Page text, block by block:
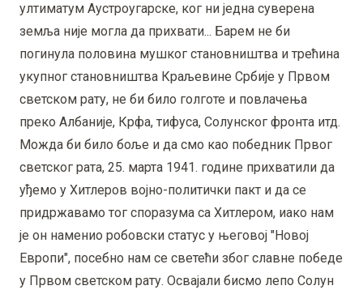
ултиматум Аустроугарске, ког ни једна суверена
земља није могла да прихвати... Барем не би
погинула половина мушког становништва и трећина
укупног становништва Краљевине Србије у Првом
светском рату, не би било голготе и повлачења
преко Албаније, Крфа, тифуса, Солунског фронта итд.
Можда би било боље и да смо као победник Првог
светског рата, 25. марта 1941. године прихватили да
уђемо у Хитлеров војно-политички пакт и да се
придржавамо тог споразума са Хитлером, иако нам
је он наменио робовски статус у његовој "Новој
Европи", посебно нам се светећи због славне победе
у Првом светском рату. Освајали бисмо лепо Солун